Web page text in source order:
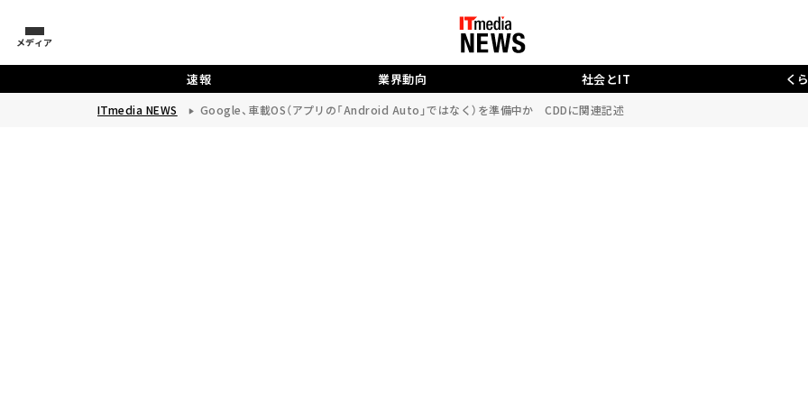
メディア
速報 業界動向 社会とIT く
ITmedia NEWS Google、車載OS（アプリの「Android Auto」ではなく）を準備中か CDDに関連記述